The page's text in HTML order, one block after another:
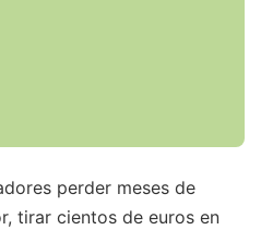
perder meses de
tirar cientos de euros en